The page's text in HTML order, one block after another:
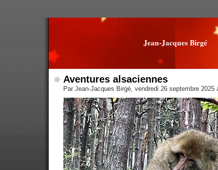
Jean-Jacques Birgé
Aventures alsaciennes
Par Jean-Jacques Birgé, vendredi 26 septembre 2025